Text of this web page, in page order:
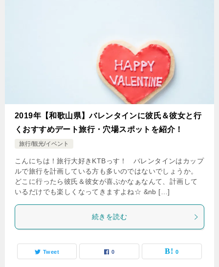
2019年【和歌山県】バレンタインに彼氏＆彼女と行
くおすすめデート旅行・穴場スポットを紹介！
旅行/観光/イベント
こんにちは！旅行大好きKTBっす！ バレンタインはカップ
ルで旅行を計画している方も多いのではないでしょうか。
どこに行ったら彼氏＆彼女が喜ぶかなぁなんて、計画して
いるだけでも楽しくなってきますよね☆ &nb […]
続きを読む
Tweet 0 0